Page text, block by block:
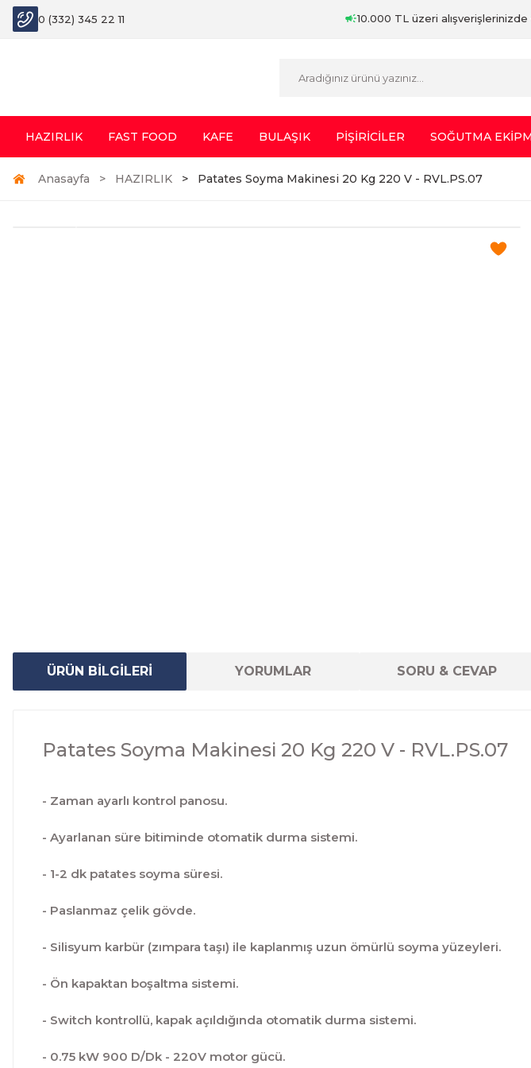
0 (332) 345 22 11 10.000 TL üzeri
HAZIRLIK FAST FOOD KAFE BULAŞIK PİŞİRİCİLER SOĞUTMA
Anasayfa HAZIRLIK Patates Soyma Makinesi 20 Kg 220 V - RVL.PS.07
ÜRÜN BİLGİLERİ YORUMLAR SORU & CEVAP
Patates Soyma Makinesi 20 Kg 220 V - RVL.PS.07
- Zaman ayarlı kontrol panosu.
- Ayarlanan süre bitiminde otomatik durma sistemi.
- 1-2 dk patates soyma süresi.
- Paslanmaz çelik gövde.
- Silisyum karbür (zımpara taşı) ile kaplanmış uzun ömürlü soyma yüzeyleri.
- Ön kapaktan boşaltma sistemi.
- Switch kontrollü, kapak açıldığında otomatik durma sistemi.
- 0.75 kW 900 D/Dk - 220V motor gücü.